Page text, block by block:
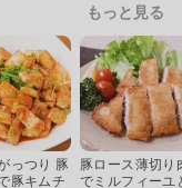
もっと見る
っつり 豚
豚キムチ
豚ロース薄切り
でミルフィーユ